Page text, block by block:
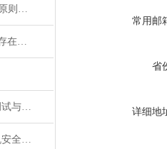
综保的意义、目的及基本原则主要体现为哪几点
南瑞综保NSR3661的选型存在哪些存在因素
NSP788综保频繁误动？调试与故障处理方案
南自综保PDS765守护电机安全的守护神
常用邮
省
详细地